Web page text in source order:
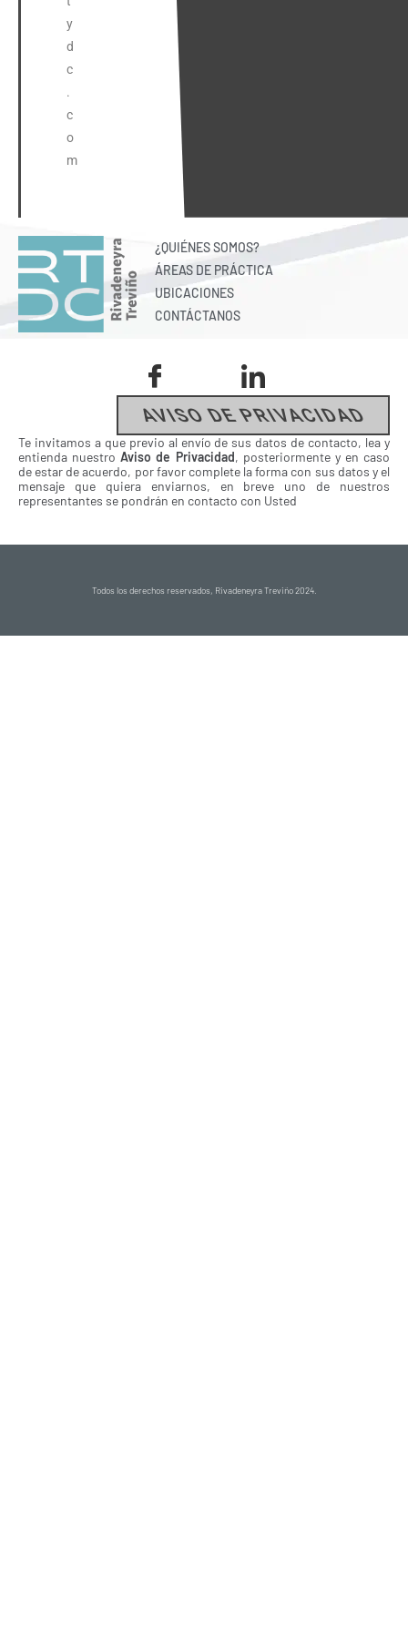
y
d
c
.
c
o
m
¿QUIÉNES SOMOS?
ÁREAS DE PRÁCTICA
UBICACIONES
CONTÁCTANOS
AVISO DE PRIVACIDAD
Te invitamos a que previo al envío de sus datos de contacto, lea y
entienda nuestroAviso de Privacidad, posteriormente y en caso
de estar de acuerdo, por favor complete la forma con sus datos y el
mensaje que quiera enviarnos, en breve uno de nuestros
representantes se pondrán en contacto con Usted
Todos los derechos reservados, Rivadeneyra Treviño 2024.